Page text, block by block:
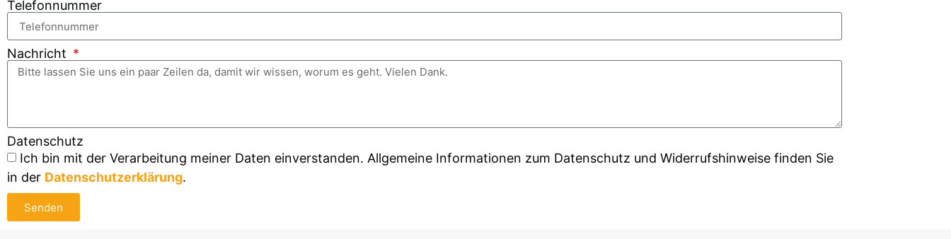
Telefonnummer
Nachricht
Datenschutz
Ich bin mit der Verarbeitung meiner Daten einverstanden. Allgemeine Informationen zum Datenschutz und Widerrufshinweise finden Sie
in der Datenschutzerklärung.
Senden